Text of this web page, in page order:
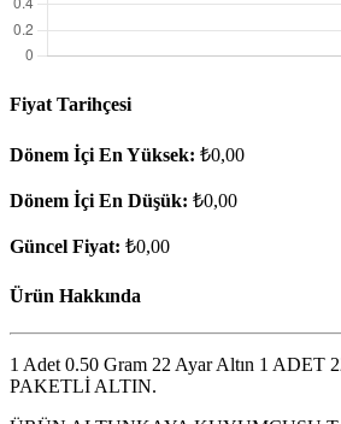
Fiyat Tarihçesi
Dönem İçi En Yüksek: ₺0,00
Dönem İçi En Düşük: ₺0,00
Güncel Fiyat: ₺0,00
Ürün Hakkında
1 Adet 0.50 Gram 22 Ayar Altın 1 ADET
PAKETLİ ALTIN.